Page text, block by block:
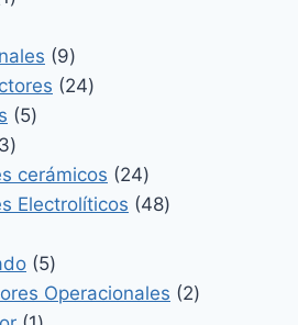
99
productos
2424
55
73
productos
cerámicos 2424
productos
Electrolíticos 4848
55
productos
Operacionales 22